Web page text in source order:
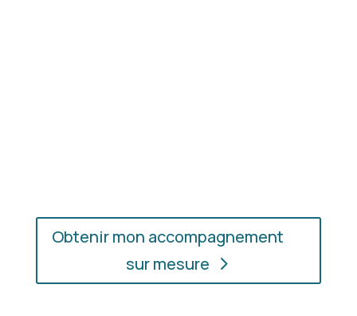
Obtenir mon accompagnement
sur mesure